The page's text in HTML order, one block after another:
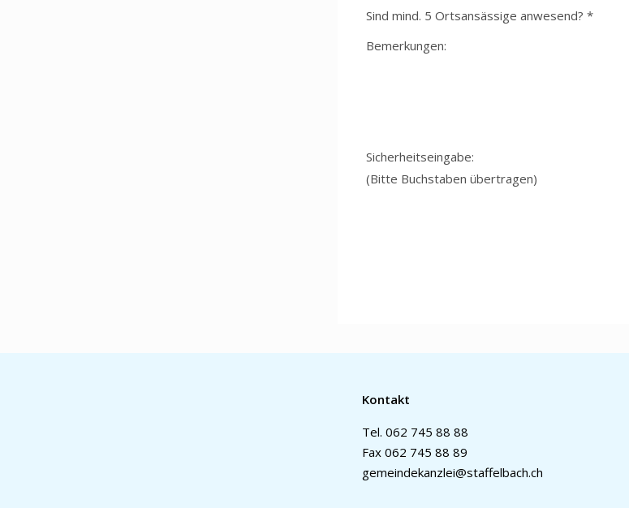
Sind mind. 5 Ortsansässige anwesend? *
Bemerkungen:
Sicherheitseingabe:
(Bitte Buchstaben übertragen)
Kontakt
Tel. 062 745 88 88
Fax 062 745 88 89
gemeindekanzlei@staffelbach.ch